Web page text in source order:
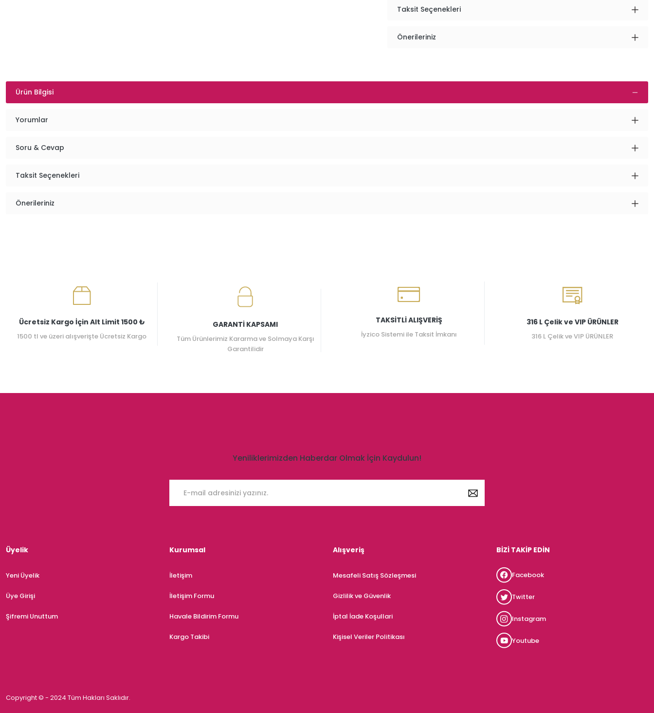
Taksit Seçenekleri
Önerileriniz
Ürün Bilgisi
Yorumlar
Soru & Cevap
Taksit Seçenekleri
Önerileriniz
Ücretsiz Kargo İçin Alt Limit 1500 ₺
1500 tl ve üzeri alışverişte Ücretsiz Kargo
GARANTİ KAPSAMI
Tüm Ürünlerimiz Kararma ve Solmaya Karşı
Garantilidir
TAKSİTLİ ALIŞVERİŞ
İyzico Sistemi ile Taksit İmkanı
316 L Çelik ve VIP ÜRÜNLER
316 L Çelik ve VIP ÜRÜNLER
Yeniliklerimizden Haberdar Olmak İçin Kaydulun!
Üyelik
Yeni Üyelik
Üye Girişi
Şifremi Unuttum
Kurumsal
İletişim
İletişim Formu
Havale Bildirim Formu
Kargo Takibi
Alışveriş
Mesafeli Satış Sözleşmesi
Gizlilik ve Güvenlik
İptal İade Koşullari
Kişisel Veriler Politikası
BİZİ TAKİP EDİN
Facebook
Twitter
Instagram
Youtube
Copyright © - 2024 Tüm Hakları Saklıdır.